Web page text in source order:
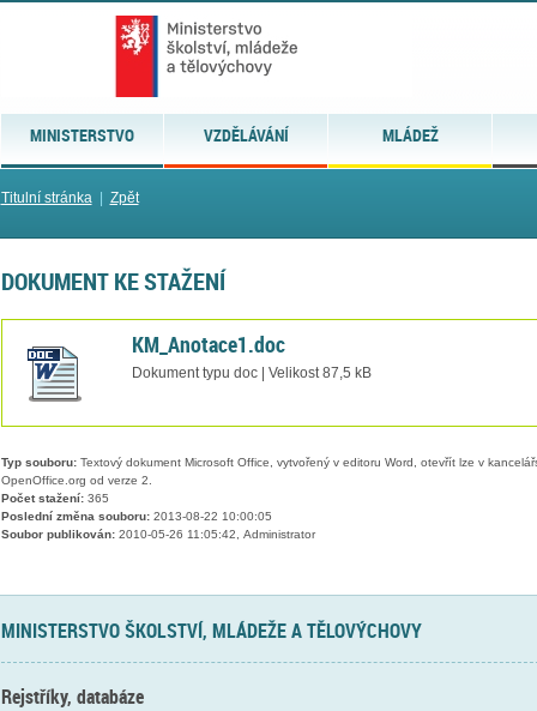
MINISTERSTVO VZDĚLÁVÁNÍ MLÁDEŽ
Titulní stránka| Zpět
DOKUMENT KE STAŽENÍ
KM_Anotace1.doc
Dokument typu doc | Velikost 87,5 kB
Typ souboru:Textový dokument Microsoft Office, vytvořený v editoru Word, otevřít lze v
OpenOffice.org od verze 2.
Počet stažení:365
Poslední změna souboru:2013-08-22 10:00:05
Soubor publikován:2010-05-26 11:05:42, Administrator
MINISTERSTVO ŠKOLSTVÍ, MLÁDEŽE A TĚLOVÝCHOVY
Rejstříky, databáze